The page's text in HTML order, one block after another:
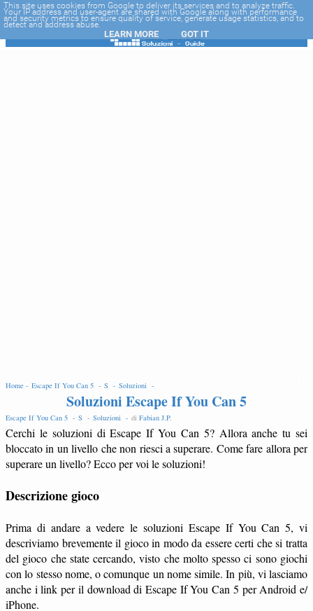
-->
Home - Escape If You Can 5 - S - Soluzioni -
Soluzioni Escape If You Can 5
Escape If You Can 5 - S - Soluzioni - di Fabian J.P.
Cerchi le soluzioni di Escape If You Can 5? Allora anche tu sei
bloccato in un livello che non riesci a superare. Come fare allora per
superare un livello? Ecco per voi le soluzioni!
Descrizione gioco
Prima di andare a vedere le soluzioni Escape If You Can 5, vi
descriviamo brevemente il gioco in modo da essere certi che si tratta
del gioco che state cercando, visto che molto spesso ci sono giochi
con lo stesso nome, o comunque un nome simile. In più, vi lasciamo
anche i link per il download di Escape If You Can 5 per Android e/
iPhone.
This site uses cookies from Google to deliver its services and to analyze traffic.
Your IP address and user-agent are shared with Google along with performance
and security metrics to ensure quality of service, generate usage statistics, and to
detect and address abuse.
LEARN MORE GOT IT